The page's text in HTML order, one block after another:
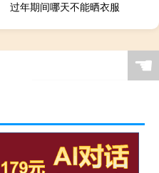
过年期间哪天不能晒衣服
☚